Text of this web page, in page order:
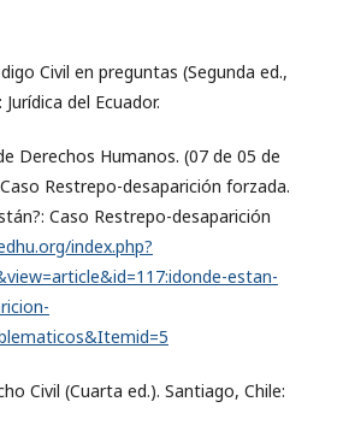
Civil en preguntas (Segunda ed.,
del Ecuador.
Derechos Humanos. (07 de 05 de
Restrepo-desaparición forzada.
Caso Restrepo-desaparición
index.php?
estan-
Civil (Cuarta ed.). Santiago, Chile: